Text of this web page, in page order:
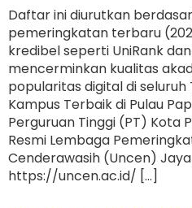
Daftar ini diurutkan
pemeringkatan terbaru
kredibel seperti UniRank
mencerminkan kualitas
popularitas digital di seluruh
Kampus Terbaik di Pulau
Perguruan Tinggi (PT) Kota
Resmi Lembaga
Cenderawasih (Uncen)
https://uncen.ac.id/ […]